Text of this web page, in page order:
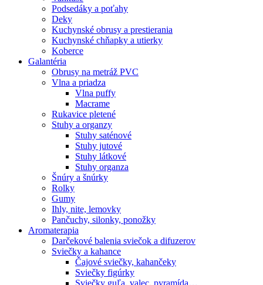
Podsedáky a poťahy
Deky
Kuchynské obrusy a prestierania
Kuchynské chňapky a utierky
Koberce
Galantéria
Obrusy na metráž PVC
Vlna a priadza
Vlna puffy
Macrame
Rukavice pletené
Stuhy a organzy
Stuhy saténové
Stuhy jutové
Stuhy látkové
Stuhy organza
Šnúry a šnúrky
Rolky
Gumy
Ihly, nite, lemovky
Pančuchy, silonky, ponožky
Aromaterapia
Darčekové balenia sviečok a difuzerov
Sviečky a kahance
Čajové sviečky, kahančeky
Sviečky figúrky
Sviečky guľa, valec, pyramída…